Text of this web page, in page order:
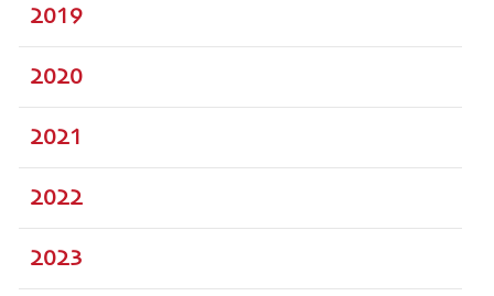
2019
2020
2021
2022
2023